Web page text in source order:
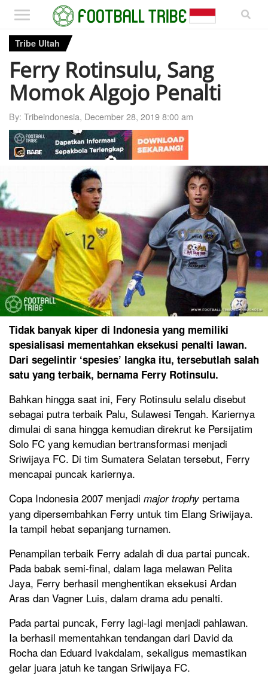
Tribe Ultah
Ferry Rotinsulu, Sang
Momok Algojo Penalti
By: Tribeindonesia, December 28, 2019 8:00 am
Tidak banyak kiper di Indonesia yang memiliki
spesialisasi mementahkan eksekusi penalti lawan.
Dari segelintir ‘spesies’ langka itu, tersebutlah salah
satu yang terbaik, bernama Ferry Rotinsulu.
Bahkan hingga saat ini, Fery Rotinsulu selalu disebut
sebagai putra terbaik Palu, Sulawesi Tengah. Kariernya
dimulai di sana hingga kemudian direkrut ke Persijatim
Solo FC yang kemudian bertransformasi menjadi
Sriwijaya FC. Di tim Sumatera Selatan tersebut, Ferry
mencapai puncak kariernya.
Copa Indonesia 2007 menjadi major trophy pertama
yang dipersembahkan Ferry untuk tim Elang Sriwijaya.
Ia tampil hebat sepanjang turnamen.
Penampilan terbaik Ferry adalah di dua partai puncak.
Pada babak semi-final, dalam laga melawan Pelita
Jaya, Ferry berhasil menghentikan eksekusi Ardan
Aras dan Vagner Luis, dalam drama adu penalti.
Pada partai puncak, Ferry lagi-lagi menjadi pahlawan.
Ia berhasil mementahkan tendangan dari David da
Rocha dan Eduard Ivakdalam, sekaligus memastikan
gelar juara jatuh ke tangan Sriwijaya FC.